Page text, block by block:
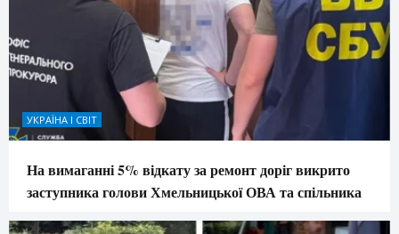
УКРАЇНА І СВІТ
На вимаганні 5% відкату за ремонт доріг викрито
заступника голови Хмельницької ОВА та спільника